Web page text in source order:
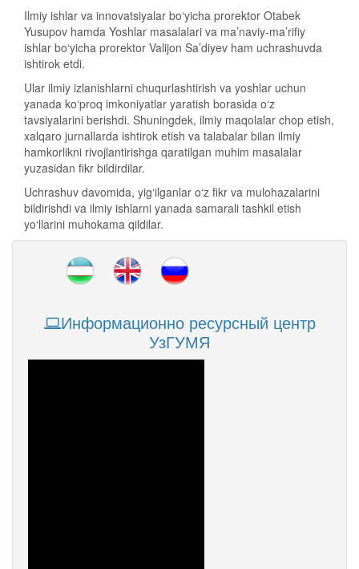
Ilmiy ishlar va innovatsiyalar bo‘yicha prorektor Otabek
Yusupov hamda Yoshlar masalalari va ma’naviy-ma’rifiy
ishlar bo‘yicha prorektor Valijon Sa’diyev ham uchrashuvda
ishtirok etdi.
Ular ilmiy izlanishlarni chuqurlashtirish va yoshlar uchun
yanada ko‘proq imkoniyatlar yaratish borasida o‘z
tavsiyalarini berishdi. Shuningdek, ilmiy maqolalar chop etish,
xalqaro jurnallarda ishtirok etish va talabalar bilan ilmiy
hamkorlikni rivojlantirishga qaratilgan muhim masalalar
yuzasidan fikr bildirdilar.
Uchrashuv davomida, yig‘ilganlar o‘z fikr va mulohazalarini
bildirishdi va ilmiy ishlarni yanada samarali tashkil etish
yo‘llarini muhokama qildilar.
Информационно ресурсный центр
УзГУМЯ